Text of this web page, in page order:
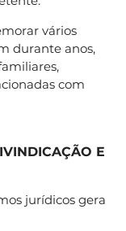
vários
durante anos,
com
E
jurídicos gera